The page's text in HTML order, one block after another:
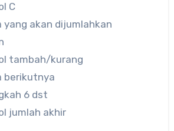
C
yang akan dijumlahkan
tambah/kurang
berikutnya
6 dst
jumlah akhir